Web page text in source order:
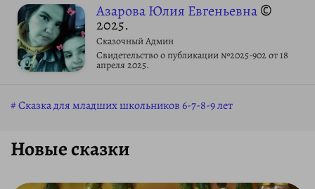
Азарова Юлия Евгеньевна©
2025.
Сказочный Админ
Свидетельство о публикации №2025-902 от 18
апреля 2025.
Сказка для младших школьников 6-7-8-9 лет
Новые сказки